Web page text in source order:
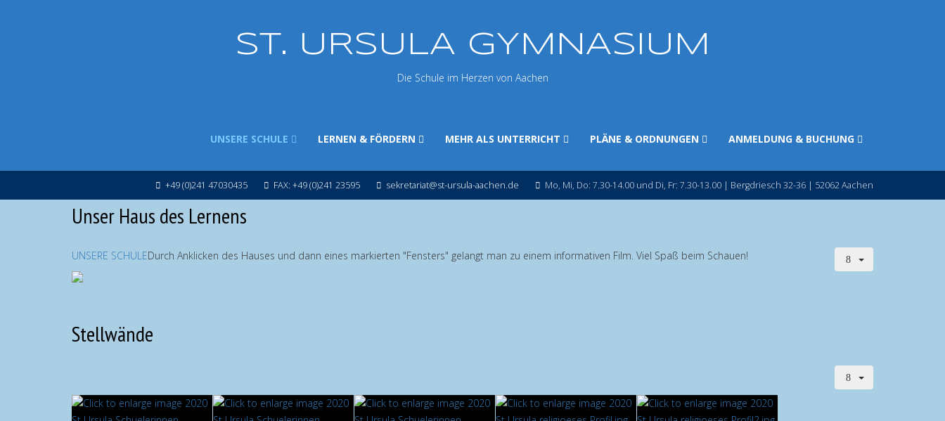
ST. URSULA GYMNASIUM
Die Schule im Herzen von Aachen
UNSERE SCHULE LERNEN & FÖRDERN MEHR ALS UNTERRICHT PLÄNE & ORDNUNGEN ANMELDUNG & BUCHUNG
+49 (0)241 47030435 FAX: +49 (0)241 23595 sekretariat@st-ursula-aachen.de Mo, Mi, Do: 7.30-14.00 und Di, Fr: 7.30-13.00 | Bergdriesch 32-36 | 52062 Aachen
Unser Haus des Lernens
UNSERE SCHULEDurch Anklicken des Hauses und dann eines markierten "Fensters" gelangt man zu einem informativen Film. Viel Spaß beim Schauen!
Stellwände